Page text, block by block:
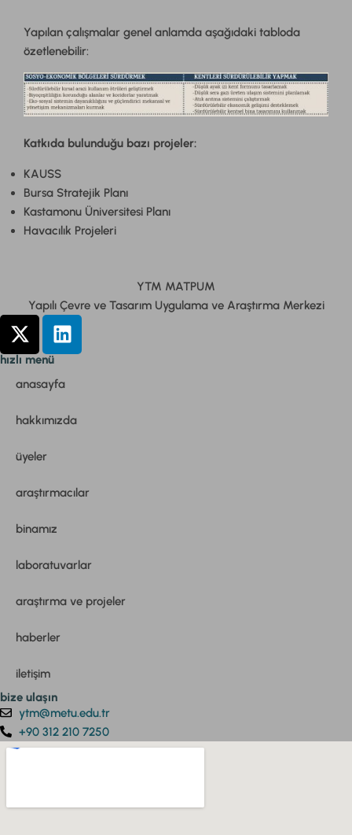
Yapılan çalışmalar genel anlamda aşağıdaki tabloda
özetlenebilir:
Katkıda bulunduğu bazı projeler:
KAUSS
Bursa Stratejik Planı
Kastamonu Üniversitesi Planı
Havacılık Projeleri
YTM MATPUM
Yapılı Çevre ve Tasarım Uygulama ve Araştırma Merkezi
hızlı menü
anasayfa
hakkımızda
üyeler
araştırmacılar
binamız
laboratuvarlar
araştırma ve projeler
haberler
iletişim
bize ulaşın
ytm@metu.edu.tr
+90 312 210 7250